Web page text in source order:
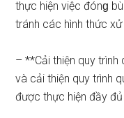
thực hiện việc đónɡ
tránh các hình thức
– **Cải thiện quy
và cải thiện quy trình
được thực hiện đầy